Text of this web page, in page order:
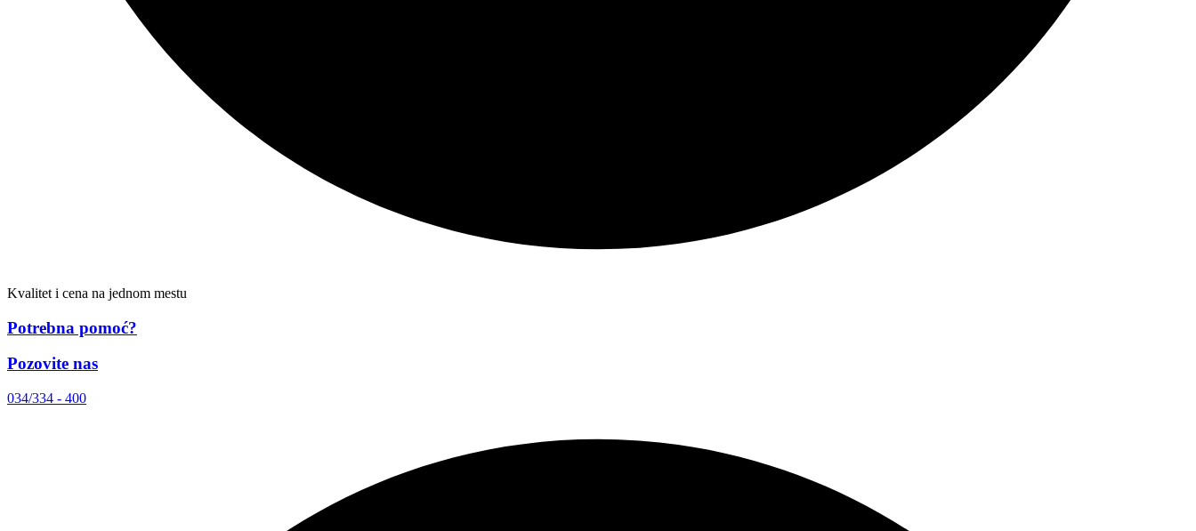
Kvalitet i cena na jednom mestu
Potrebna pomoć?
Pozovite nas
034/334 - 400